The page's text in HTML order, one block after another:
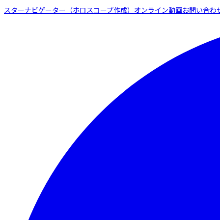
スターナビゲーター（ホロスコープ作成） オンライン動画お問い合わ